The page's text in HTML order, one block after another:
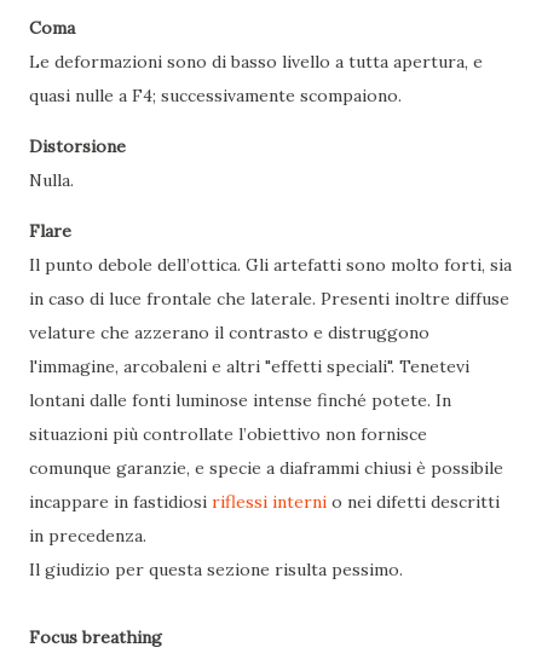
Coma
Le deformazioni sono di basso livello a tutta apertura, e
quasi nulle a F4; successivamente scompaiono.
Distorsione
Nulla.
Flare
Il punto debole dell’ottica. Gli artefatti sono molto forti, sia
in caso di luce frontale che laterale. Presenti inoltre diffuse
velature che azzerano il contrasto e distruggono
l'immagine, arcobaleni e altri "effetti speciali". Tenetevi
lontani dalle fonti luminose intense finché potete. In
situazioni più controllate l’obiettivo non fornisce
comunque garanzie, e specie a diaframmi chiusi è possibile
incappare in fastidiosi riflessi interni o nei difetti descritti
in precedenza.
Il giudizio per questa sezione risulta pessimo.
Focus breathing